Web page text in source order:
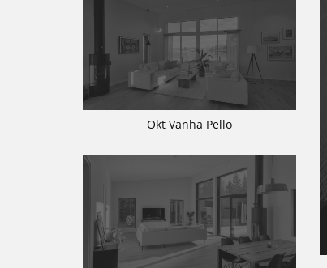
Okt Vanha Pello